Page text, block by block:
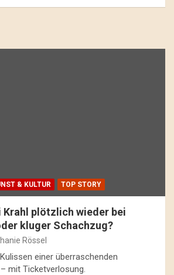
& KULTUR TOP STORY
Krahl plötzlich wieder bei
kluger Schachzug?
Rössel
einer überraschenden
mit Ticketverlosung.